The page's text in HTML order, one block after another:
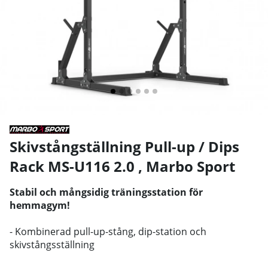
Skivstångställning Pull-up / Dips
Rack MS-U116 2.0 , Marbo Sport
Stabil och mångsidig träningsstation för
hemmagym!
- Kombinerad pull-up-stång, dip-station och
skivstångsställning